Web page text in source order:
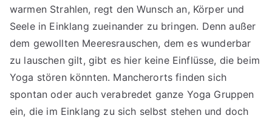
warmen Strahlen, regt den Wunsch an, Körper und
Seele in Einklang zueinander zu bringen. Denn außer
dem gewollten Meeresrauschen, dem es wunderbar
zu lauschen gilt, gibt es hier keine Einflüsse, die beim
Yoga stören könnten. Mancherorts finden sich
spontan oder auch verabredet ganze Yoga Gruppen
ein, die im Einklang zu sich selbst stehen und doch